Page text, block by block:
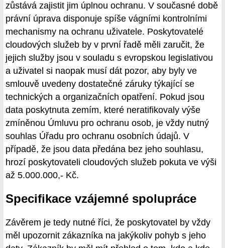
zůstává zajistit jim úplnou ochranu. V současné době
právní úprava disponuje spíše vágními kontrolními
mechanismy na ochranu uživatele. Poskytovatelé
cloudových služeb by v první řadě měli zaručit, že
jejich služby jsou v souladu s evropskou legislativou
a uživatel si naopak musí dát pozor, aby byly ve
smlouvě uvedeny dostatečné záruky týkající se
technických a organizačních opatření. Pokud jsou
data poskytnuta zemím, které neratifikovaly výše
zmíněnou Úmluvu pro ochranu osob, je vždy nutný
souhlas Úřadu pro ochranu osobních údajů. V
případě, že jsou data předána bez jeho souhlasu,
hrozí poskytovateli cloudových služeb pokuta ve výši
až 5.000.000,- Kč.
Specifikace vzájemné spolupráce
Závěrem je tedy nutné říci, že poskytovatel by vždy
měl upozornit zákazníka na jakýkoliv pohyb s jeho